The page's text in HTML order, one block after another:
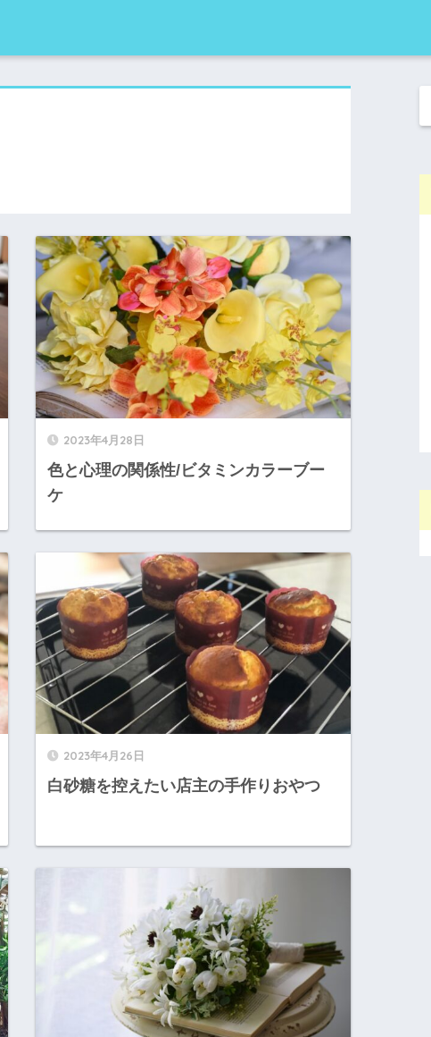
2023年4月28日
色と心理の関係性/ビタミンカラーブー
ケ
2023年4月26日
白砂糖を控えたい店主の手作りおやつ